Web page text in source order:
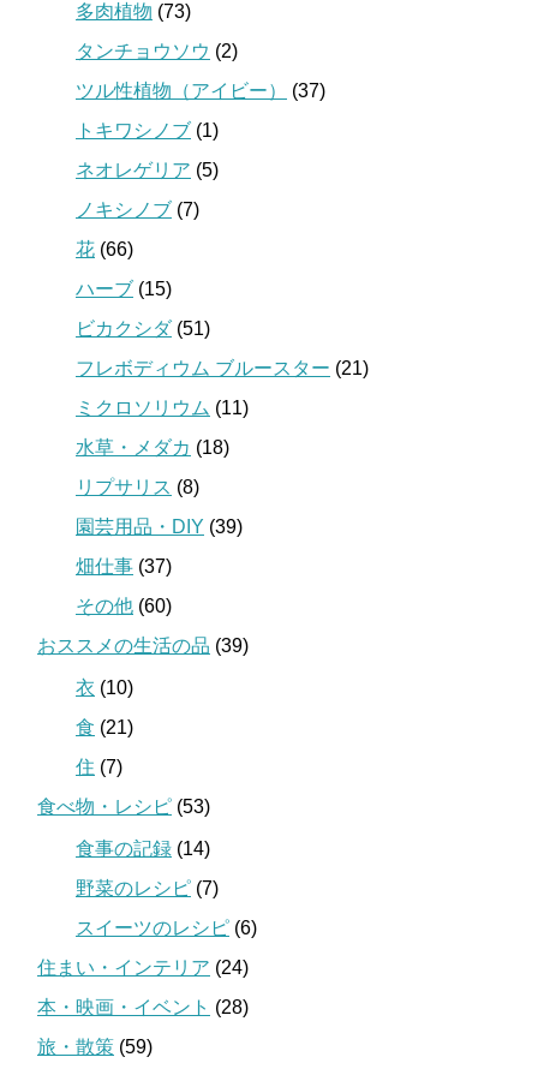
多肉植物 (73)
タンチョウソウ (2)
ツル性植物（アイビー）
(37)
トキワシノブ (1)
ネオレゲリア (5)
ノキシノブ (7)
花 (66)
ハーブ (15)
ビカクシダ(51)
フレボディウム ブルースター (21)
ミクロソリウム (11)
水草・メダカ (18)
リプサリス (8)
園芸用品・DIY (39)
畑仕事 (37)
その他 (60)
おススメの生活の品 (39)
衣 (10)
食 (21)
住 (7)
食べ物・レシピ (53)
食事の記録 (14)
野菜のレシピ (7)
スイーツのレシピ (6)
住まい・インテリア (24)
本・映画・イベント (28)
旅・散策 (59)